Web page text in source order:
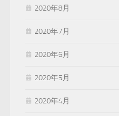
2020年8月
2020年7月
2020年6月
2020年5月
2020年4月